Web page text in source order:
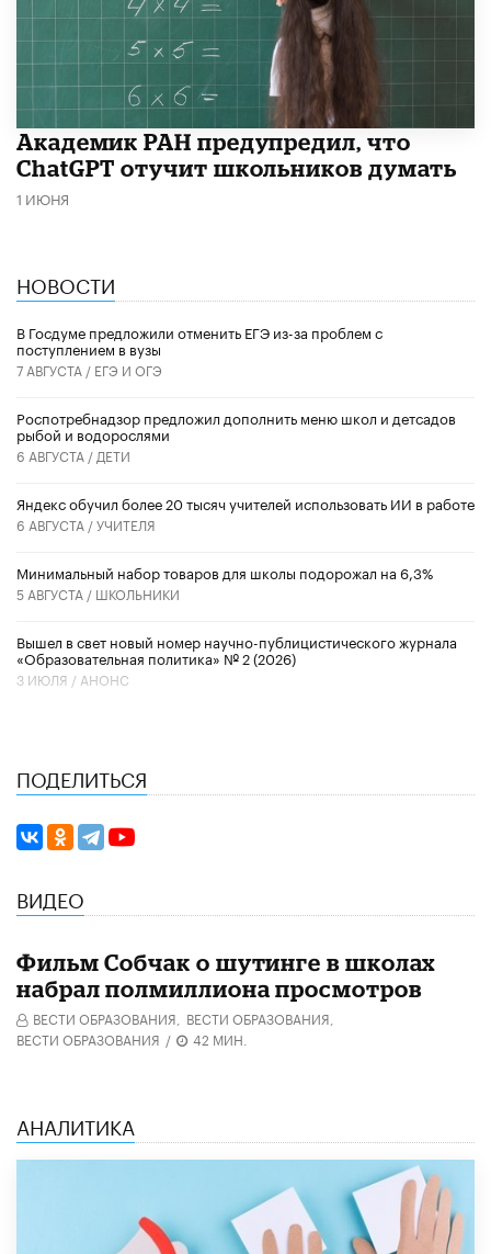
Академик РАН предупредил, что
ChatGPT отучит школьников думать
1 ИЮНЯ
НОВОСТИ
В Госдуме предложили отменить ЕГЭ из-за проблем с
поступлением в вузы
7 АВГУСТА / ЕГЭ И ОГЭ
Роспотребнадзор предложил дополнить меню школ и детсадов
рыбой и водорослями
6 АВГУСТА / ДЕТИ
​Яндекс обучил более 20 тысяч учителей использовать ИИ в работе
6 АВГУСТА /УЧИТЕЛЯ
Минимальный набор товаров для школы подорожал на 6,3%
5 АВГУСТА / ШКОЛЬНИКИ
Вышел в свет новый номер научно-публицистического журнала
«Образовательная политика» № 2 (2026)
3 ИЮЛЯ / АНОНС
ПОДЕЛИТЬСЯ
ВИДЕО
Фильм Собчак о шутинге в школах
набрал полмиллиона просмотров
ВЕСТИ ОБРАЗОВАНИЯ, ВЕСТИ ОБРАЗОВАНИЯ,
ВЕСТИ ОБРАЗОВАНИЯ / 42 МИН.
АНАЛИТИКА